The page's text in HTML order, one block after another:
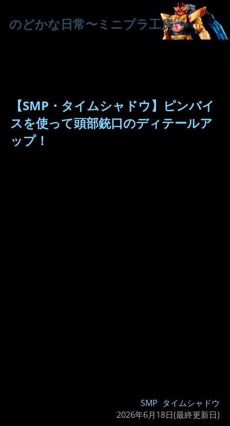
のどかな日常〜ミニプラ工房〜
【SMP・タイムシャドウ】ピンバイ
スを使って頭部銃口のディテールア
ップ！
SMP タイムシャドウ
2026年6月18日(最終更新日)